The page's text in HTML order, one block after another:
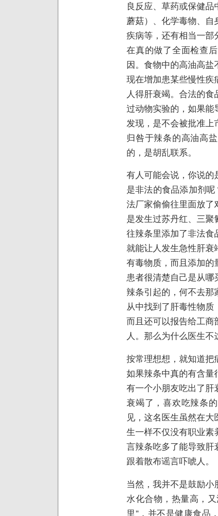
良反应、草药或保健
蘑菇）、化学毒物、自
疾病等，还有相当一部
在真的做了全面检查
因。食物中的高油高
现在增加患某些慢性疾
人得肝衰竭。合法的
过动物实验的，如果能
发现，是不会被批准
归咎于辣条的高油高
的，是胡乱联系。
有人可能会说，你说的
是非法的食品添加剂呢
法厂家偷偷往里面放了
是发生过苏丹红、三
往辣条里添加了非法食
就能让人发生急性肝衰
有毒物质，而且添加的
患者很清楚自己是从
辣条引起的，何不去那
从中找到了肝毒性物
而且还可以报告给工商
人。那么为什么医生
按常理想想，就知道把
如果辣条中真的有含量
有一个小朋友吃出了肝
衰竭了，喜欢吃辣条
见，这名医生虽然在
生一样不仅没有职业素
言辣条吃多了能导致肝
跟着散布谣言吓唬人。
当然，我并不是鼓励
水化合物，热量高，
里”，并不是健康食品